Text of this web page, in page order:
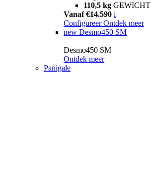
110,5 kg GEWICHT
Vanaf €14.590 i
Configureer Ontdek meer
new Desmo450 SM
Desmo450 SM
Ontdek meer
Panigale